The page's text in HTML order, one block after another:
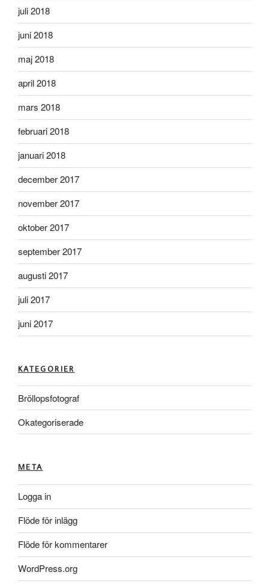
juli 2018
juni 2018
maj 2018
april 2018
mars 2018
februari 2018
januari 2018
december 2017
november 2017
oktober 2017
september 2017
augusti 2017
juli 2017
juni 2017
KATEGORIER
Bröllopsfotograf
Okategoriserade
META
Logga in
Flöde för inlägg
Flöde för kommentarer
WordPress.org